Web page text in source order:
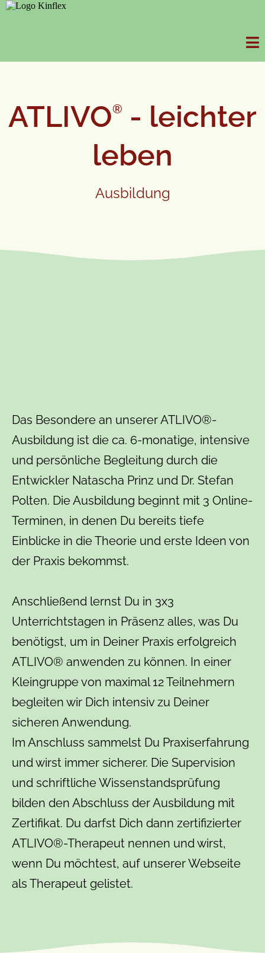
ATLIVO®
- leichter
leben
Ausbildung
Das Besondere an unserer ATLIVO®-
Ausbildung ist die ca. 6-monatige, intensive
und persönliche Begleitung durch die
Entwickler Natascha Prinz und Dr. Stefan
Polten. Die Ausbildung beginnt mit 3 Online-
Terminen, in denen Du bereits tiefe
Einblicke in die Theorie und erste Ideen von
der Praxis bekommst.
Anschließend lernst Du in 3x3
Unterrichtstagen in Präsenz alles, was Du
benötigst, um in Deiner Praxis erfolgreich
ATLIVO® anwenden zu können. In einer
Kleingruppe von maximal 12 Teilnehmern
begleiten wir Dich intensiv zu Deiner
sicheren Anwendung.
Im Anschluss sammelst Du Praxiserfahrung
und wirst immer sicherer. Die Supervision
und schriftliche Wissenstandsprüfung
bilden den Abschluss der Ausbildung mit
Zertifikat. Du darfst Dich dann zertifizierter
ATLIVO®-Therapeut nennen und wirst,
wenn Du möchtest, auf unserer Webseite
als Therapeut gelistet.